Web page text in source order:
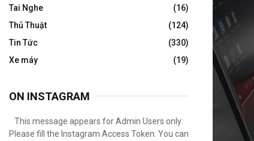
Tai Nghe
(16)
Thủ Thuật
(124)
Tin Tức
(330)
Xe máy
(19)
ON INSTAGRAM
This message appears for Admin Users only:
Please fill the Instagram Access Token. You can